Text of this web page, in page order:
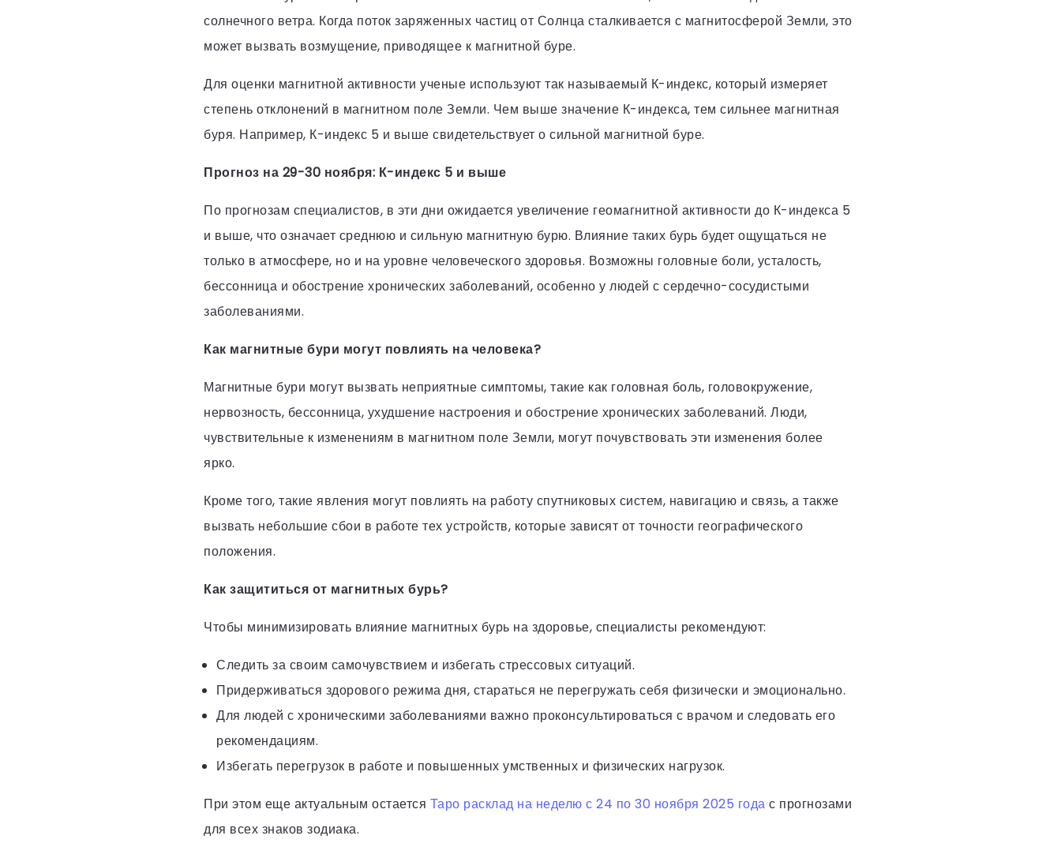
солнечного ветра. Когда поток заряженных частиц от Солнца сталкивается с магнитосферой Земли, это
может вызвать возмущение, приводящее к магнитной буре.
Для оценки магнитной активности ученые используют так называемый К-индекс, который измеряет
степень отклонений в магнитном поле Земли. Чем выше значение К-индекса, тем сильнее магнитная
буря. Например, К-индекс 5 и выше свидетельствует о сильной магнитной буре.
Прогноз на 29-30 ноября: К-индекс 5 и выше
По прогнозам специалистов, в эти дни ожидается увеличение геомагнитной активности до К-индекса 5
и выше, что означает среднюю и сильную магнитную бурю. Влияние таких бурь будет ощущаться не
только в атмосфере, но и на уровне человеческого здоровья. Возможны головные боли, усталость,
бессонница и обострение хронических заболеваний, особенно у людей с сердечно-сосудистыми
заболеваниями.
Как магнитные бури могут повлиять на человека?
Магнитные бури могут вызвать неприятные симптомы, такие как головная боль, головокружение,
нервозность, бессонница, ухудшение настроения и обострение хронических заболеваний. Люди,
чувствительные к изменениям в магнитном поле Земли, могут почувствовать эти изменения более
ярко.
Кроме того, такие явления могут повлиять на работу спутниковых систем, навигацию и связь, а также
вызвать небольшие сбои в работе тех устройств, которые зависят от точности географического
положения.
Как защититься от магнитных бурь?
Чтобы минимизировать влияние магнитных бурь на здоровье, специалисты рекомендуют:
Следить за своим самочувствием и избегать стрессовых ситуаций.
Придерживаться здорового режима дня, стараться не перегружать себя физически и эмоционально.
Для людей с хроническими заболеваниями важно проконсультироваться с врачом и следовать его
рекомендациям.
Избегать перегрузок в работе и повышенных умственных и физических нагрузок.
При этом еще актуальным остается Таро расклад на неделю с 24 по 30 ноября 2025 года с прогнозами
для всех знаков зодиака.